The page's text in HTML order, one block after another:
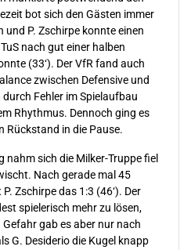
bot sich den Gästen immer
P. Zschirpe konnte einen
nach gut einer halben
(33‘). Der VfR fand auch
zwischen Defensive und
Fehler im Spielaufbau
Rhythmus. Dennoch ging es
Rückstand in die Pause.
nahm sich die Milker-Truppe fiel
Nach gerade mal 45
Zschirpe das 1:3 (46‘). Der
spielerisch mehr zu lösen,
gab es aber nur nach
G. Desiderio die Kugel knapp